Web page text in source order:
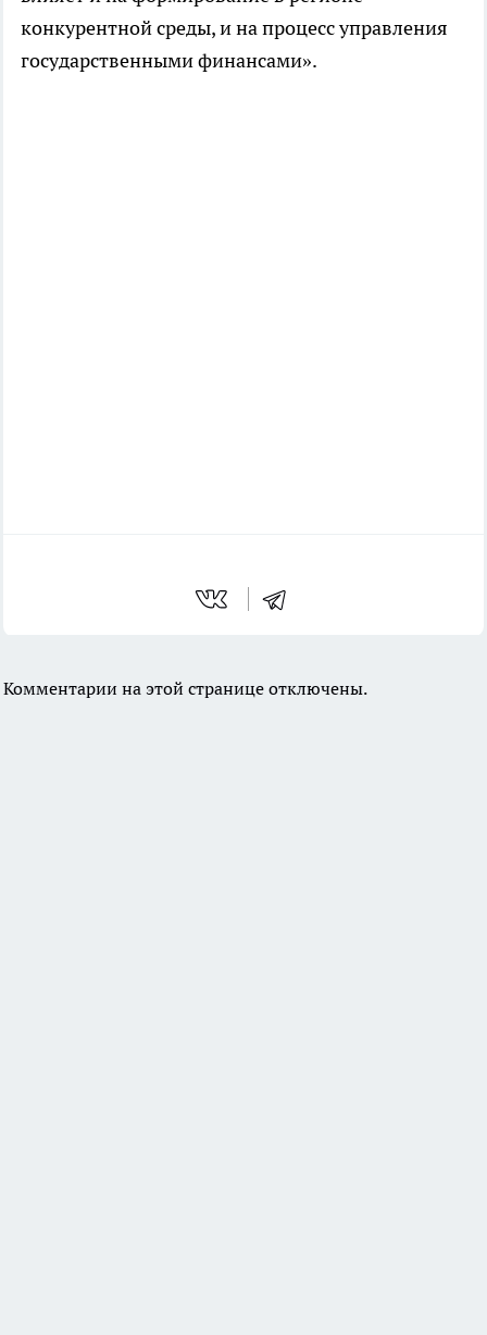
конкурентной среды, и на процесс управления
государственными финансами».
Комментарии на этой странице отключены.